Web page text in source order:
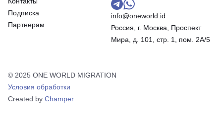
Подписка
Партнерам
info@oneworld.id
Россия, г. Москва, Проспект
Мира, д. 101, стр. 1, пом. 2А/5
© 2025 ONE WORLD MIGRATION
Условия обработки
Created by Champer